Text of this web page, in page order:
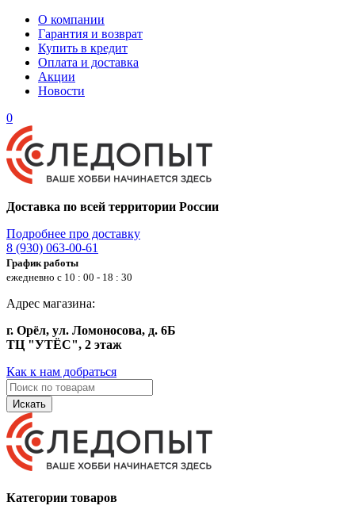
О компании
Гарантия и возврат
Купить в кредит
Оплата и доставка
Акции
Новости
0
Доставка по всей территории России
Подробнее про доставку
8 (930) 063-00-61
График работы
ежедневно с 10 : 00 - 18 : 30
Адрес магазина:
г. Орёл, ул. Ломоносова, д. 6Б
ТЦ "УТЁС", 2 этаж
Как к нам добраться
Искать
Категории товаров